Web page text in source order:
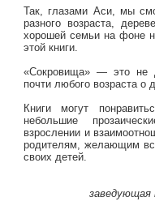
Так, глазами Аси, мы
разного возраста,
хорошей семьи на фоне
этой книги.
«Сокровища» — это не
почти любого возраста о
Книги могут
небольшие
взрослении и
родителям, желающим
своих детей.
заведующая